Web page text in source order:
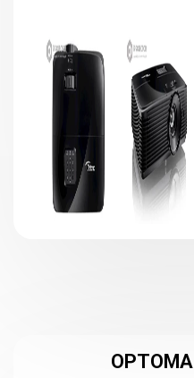
ویدئو پروژکتور اپتما OPTOMA